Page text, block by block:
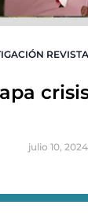
julio 10, 2024